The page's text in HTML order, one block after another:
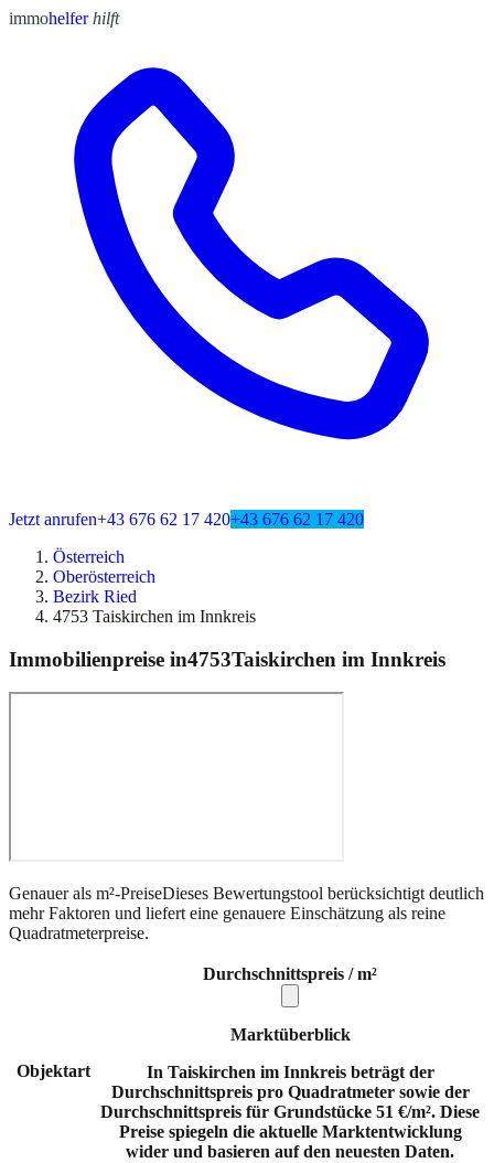
immohelfer hilft
Jetzt anrufen+43 676 62 17 420+43 676 62 17 420
Österreich
Oberösterreich
Bezirk Ried
4753 Taiskirchen im Innkreis
Immobilienpreise in4753Taiskirchen im Innkreis
Genauer als m²-PreiseDieses Bewertungstool berücksichtigt deutlich
mehr Faktoren und liefert eine genauere Einschätzung als reine
Quadratmeterpreise.
Objektart
Durchschnittspreis / m²
Marktüberblick
In Taiskirchen im Innkreis beträgt der
Durchschnittspreis pro Quadratmeter sowie der
Durchschnittspreis für Grundstücke 51 €/m². Diese
Preise spiegeln die aktuelle Marktentwicklung
wider und basieren auf den neuesten Daten.